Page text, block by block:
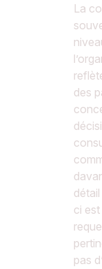
La
des
ci
pas